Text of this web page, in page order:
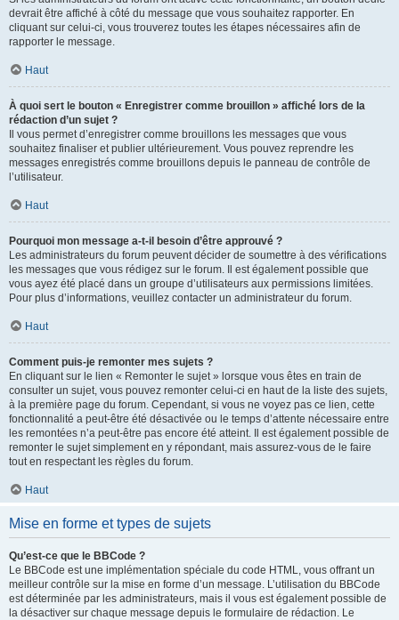
devrait être affiché à côté du message que vous souhaitez rapporter. En
cliquant sur celui-ci, vous trouverez toutes les étapes nécessaires afin de
rapporter le message.
Haut
À quoi sert le bouton « Enregistrer comme brouillon » affiché lors de la
rédaction d’un sujet ?
Il vous permet d’enregistrer comme brouillons les messages que vous
souhaitez finaliser et publier ultérieurement. Vous pouvez reprendre les
messages enregistrés comme brouillons depuis le panneau de contrôle de
l’utilisateur.
Haut
Pourquoi mon message a-t-il besoin d’être approuvé ?
Les administrateurs du forum peuvent décider de soumettre à des vérifications
les messages que vous rédigez sur le forum. Il est également possible que
vous ayez été placé dans un groupe d’utilisateurs aux permissions limitées.
Pour plus d’informations, veuillez contacter un administrateur du forum.
Haut
Comment puis-je remonter mes sujets ?
En cliquant sur le lien « Remonter le sujet » lorsque vous êtes en train de
consulter un sujet, vous pouvez remonter celui-ci en haut de la liste des sujets,
à la première page du forum. Cependant, si vous ne voyez pas ce lien, cette
fonctionnalité a peut-être été désactivée ou le temps d’attente nécessaire entre
les remontées n’a peut-être pas encore été atteint. Il est également possible de
remonter le sujet simplement en y répondant, mais assurez-vous de le faire
tout en respectant les règles du forum.
Haut
Mise en forme et types de sujets
Qu’est-ce que le BBCode ?
Le BBCode est une implémentation spéciale du code HTML, vous offrant un
meilleur contrôle sur la mise en forme d’un message. L’utilisation du BBCode
est déterminée par les administrateurs, mais il vous est également possible de
la désactiver sur chaque message depuis le formulaire de rédaction. Le